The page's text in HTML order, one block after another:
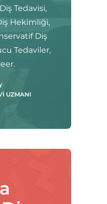
Tedavisi,
Hekimliği,
Diş
Tedaviler,
UZMANI